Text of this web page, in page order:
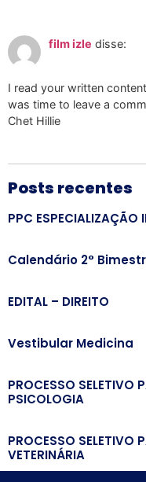
film izle disse:
I read your written
was time to leave a
Chet Hillie
Posts recentes
PPC
Calendário 2°
EDITAL – DIREITO
Vestibular Medicina
PROCESSO SELETIVO
PSICOLOGIA
PROCESSO SELETIVO
VETERINÁRIA